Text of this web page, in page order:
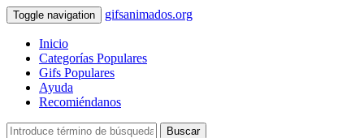
Toggle navigation gifsanimados.org
Inicio
Categorías Populares
Gifs Populares
Ayuda
Recomiéndanos
Buscar